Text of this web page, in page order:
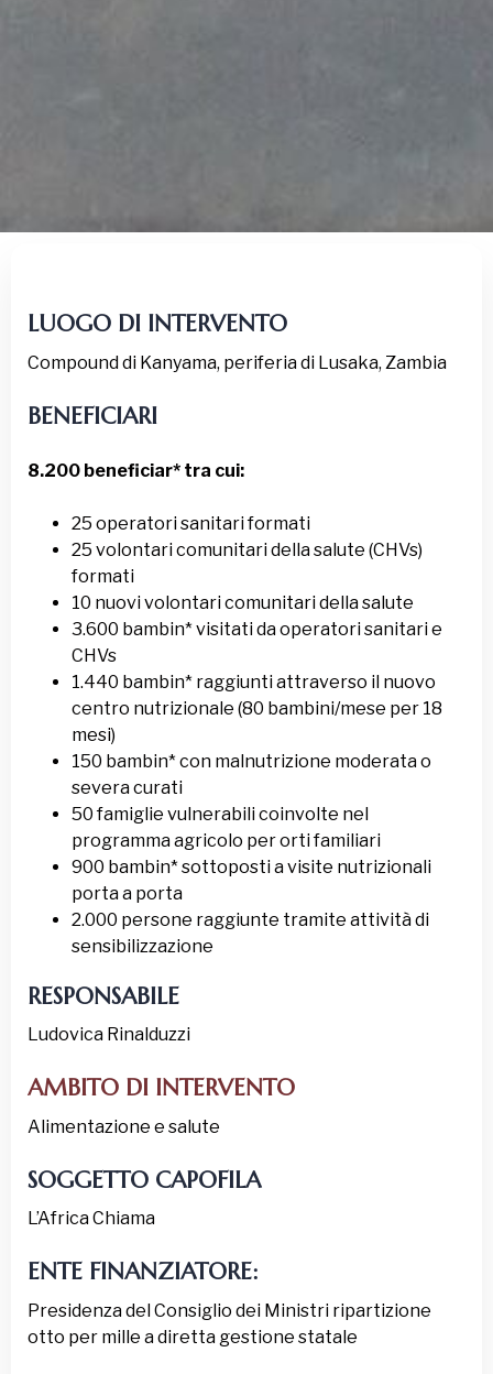
LUOGO DI INTERVENTO
Compound di Kanyama, periferia di Lusaka, Zambia
BENEFICIARI
8.200 beneficiar* tra cui:
25 operatori sanitari formati
25 volontari comunitari della salute (CHVs)
formati
10 nuovi volontari comunitari della salute
3.600 bambin* visitati da operatori sanitari e
CHVs
1.440 bambin* raggiunti attraverso il nuovo
centro nutrizionale (80 bambini/mese per 18
mesi)
150 bambin* con malnutrizione moderata o
severa curati
50 famiglie vulnerabili coinvolte nel
programma agricolo per orti familiari
900 bambin* sottoposti a visite nutrizionali
porta a porta
2.000 persone raggiunte tramite attività di
sensibilizzazione
RESPONSABILE
Ludovica Rinalduzzi
AMBITO DI INTERVENTO
Alimentazione e salute
SOGGETTO CAPOFILA
L’Africa Chiama
ENTE FINANZIATORE:
Presidenza del Consiglio dei Ministri ripartizione
otto per mille a diretta gestione statale